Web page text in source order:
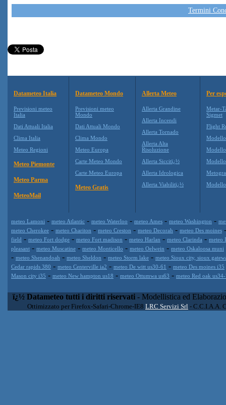
Termini
Datameteo Italia
Previsioni meteo
Italia
Dati Attuali Italia
Clima Italia
Meteo Regioni
Meteo Piemonte
Meteo Parma
MeteoMail
Datameteo Mondo
Previsioni meteo
Mondo
Dati Attuali Mondo
Clima Mondo
Meteo Europa
Carte Meteo Mondo
Carte Meteo Europa
Meteo Gratis
Allerta Meteo
Allerta Grandine
Allerta Incendi
Allerta Tornado
Allerta Alta
Risoluzione
Allerta Siccitï¿½
Allerta Idrologica
Allerta Viabilitï¿½
Per
Metar-
Sigmet
Flight
Modello
meteo Lamoni - meteo Atlantic - meteo Waterloo - meteo Ames - meteo Washington -
meteo Cherokee - meteo Chariton - meteo Creston - meteo Decorah - meteo Des moines
field - meteo Fort dodge - meteo Fort madison - meteo Harlan - meteo Clarinda - meteo
pleasant - meteo Muscatine - meteo Monticello - meteo Oelwein - meteo Oskaloosa muni
- meteo Shenandoah - meteo Sheldon - meteo Storm lake - meteo Sioux city, sioux
Cedar rapids 380 - meteo Centerville ia2 - meteo De witt us30-61 - meteo Des moines i35
Mason city i35 - meteo New hampton us18 - meteo Ottumwa us63 - meteo Red oak
ï¿½ Datameteo tutti i diritti riservati - Modellistica ed
Ottimizzato per Firefox-Safari-Chrome-IE8 LRC Servizi Srl - C.C.I.A.A.